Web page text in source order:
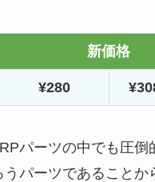
新価格
¥280
パーツの中でも圧倒
パーツであることか